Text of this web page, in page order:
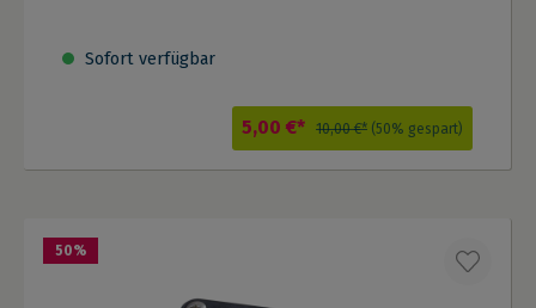
Sofort verfügbar
5,00 €* 10,00 €* (50% gespart)
50%